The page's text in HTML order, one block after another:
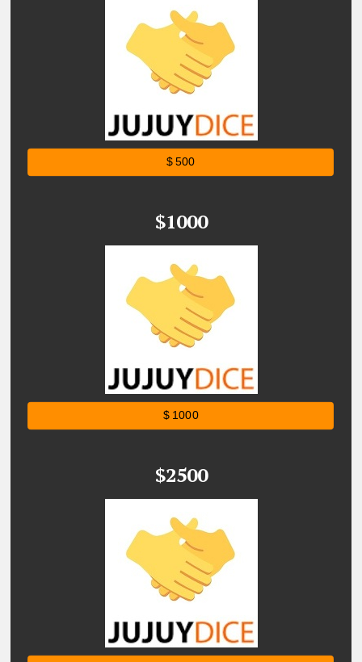
$ 500
$1000
$ 1000
$2500